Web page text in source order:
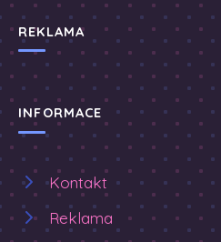
REKLAMA
INFORMACE
Kontakt
Reklama